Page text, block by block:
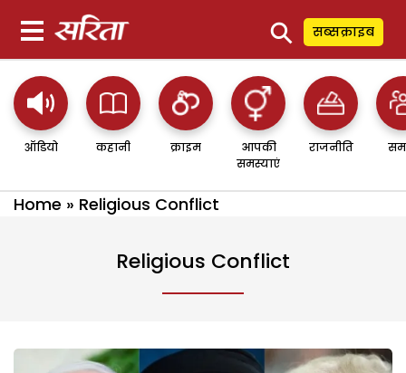
⚲ सब्सक्राइब
ऑडियो कहानी क्राइम
आपकी
समस्याएं
राजनीति
Home » Religious Conflict
Religious Conflict